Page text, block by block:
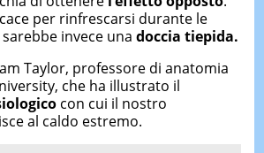
per rinfrescarsi durante le
invece una doccia tiepida.
Taylor, professore di anatomia
che ha illustrato il
con cui il nostro
al caldo estremo.